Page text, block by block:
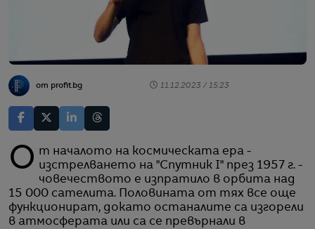
от profit.bg 11.12.2023 / 15:23
От началото на космическата ера - изстрелването на "Спутник I" през 1957 г. -
човечеството е изпратило в орбита над
15 000 сателита. Половината от тях все още
функционират, докато останалите са изгорели
в атмосферата или са се превърнали в